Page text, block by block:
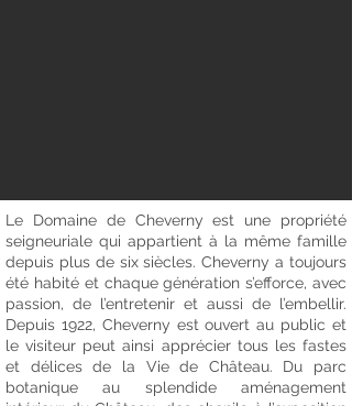
Le Domaine de Cheverny est une propriété
seigneuriale qui appartient à la même famille
depuis plus de six siècles. Cheverny a toujours
été habité et chaque génération s’efforce, avec
passion, de l’entretenir et aussi de l’embellir.
Depuis 1922, Cheverny est ouvert au public et
le visiteur peut ainsi apprécier tous les fastes
et délices de la Vie de Château. Du parc
botanique au splendide aménagement